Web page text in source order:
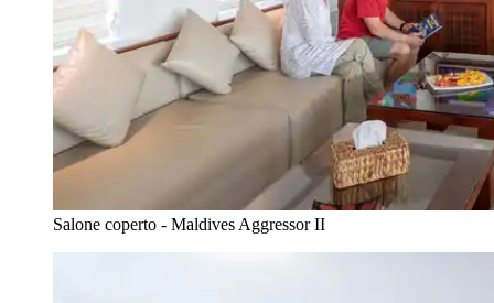
Salone coperto - Maldives Aggressor II